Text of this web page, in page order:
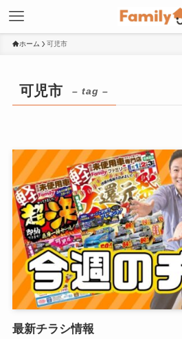
ホーム 可児市
可児市 – tag –
最新チラシ情報